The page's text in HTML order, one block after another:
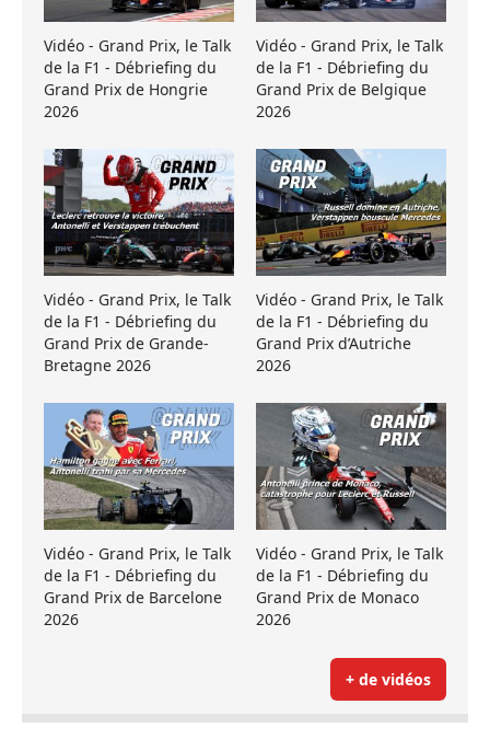
Vidéo - Grand Prix, le Talk
de la F1 - Débriefing du
Grand Prix de Hongrie
2026
Vidéo - Grand Prix, le Talk
de la F1 - Débriefing du
Grand Prix de Belgique
2026
Vidéo - Grand Prix, le Talk
de la F1 - Débriefing du
Grand Prix de Grande-
Bretagne 2026
Vidéo - Grand Prix, le Talk
de la F1 - Débriefing du
Grand Prix d’Autriche
2026
Vidéo - Grand Prix, le Talk
de la F1 - Débriefing du
Grand Prix de Barcelone
2026
Vidéo - Grand Prix, le Talk
de la F1 - Débriefing du
Grand Prix de Monaco
2026
+ de vidéos